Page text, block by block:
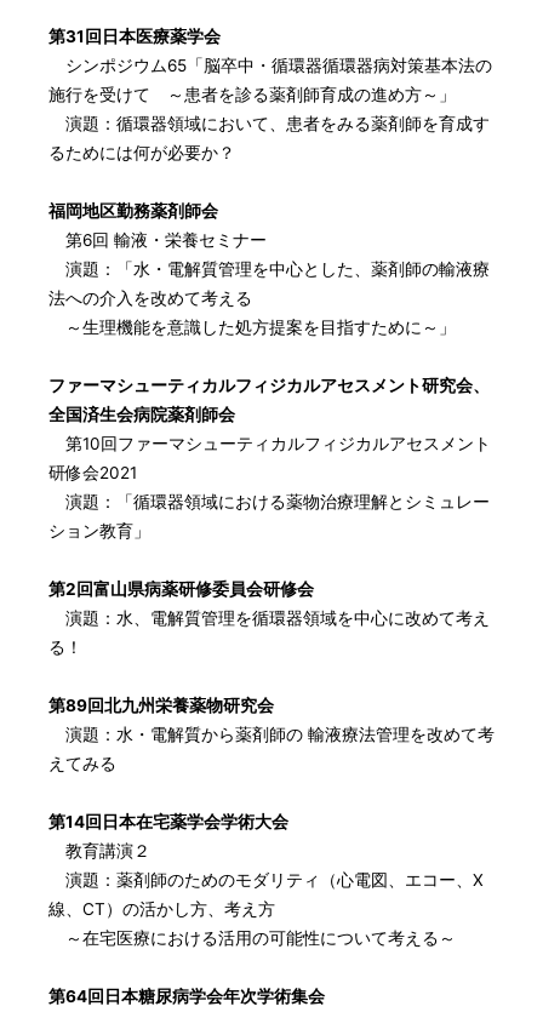
第31回日本医療薬学会
シンポジウム65「脳卒中・循環器循環器病対策基本法の
施行を受けて ～患者を診る薬剤師育成の進め方～」
演題：循環器領域において、患者をみる薬剤師を育成す
るためには何が必要か？
福岡地区勤務薬剤師会
第6回 輸液・栄養セミナー
演題：「水・電解質管理を中心とした、薬剤師の輸液療
法への介入を改めて考える
～生理機能を意識した処方提案を目指すために～」
ファーマシューティカルフィジカルアセスメント研究会、
全国済生会病院薬剤師会
第10回ファーマシューティカルフィジカルアセスメント
研修会2021
演題：「循環器領域における薬物治療理解とシミュレー
ション教育」
第2回富山県病薬研修委員会研修会
演題：水、電解質管理を循環器領域を中心に改めて考え
る！
第89回北九州栄養薬物研究会
演題：水・電解質から薬剤師の 輸液療法管理を改めて考
えてみる
第14回日本在宅薬学会学術大会
教育講演２
演題：薬剤師のためのモダリティ（心電図、エコー、X
線、CT）の活かし方、考え方
～在宅医療における活用の可能性について考える～
第64回日本糖尿病学会年次学術集会